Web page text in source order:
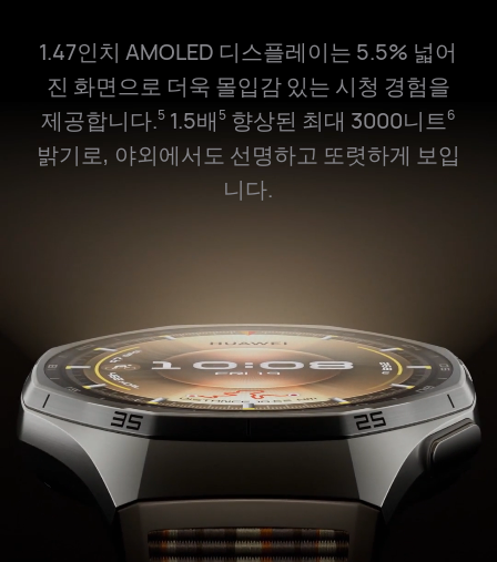
1.47인치 AMOLED 디스플레이는 5.5% 넓어
진 화면으로 더욱 몰입감 있는 시청 경험을
제공합니다.5 1.5배 5 향상된 최대 3000니트6
밝기로, 야외에서도 선명하고 또렷하게 보입
니다.